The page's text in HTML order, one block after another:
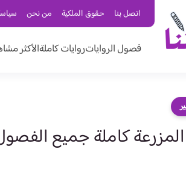
اتصل بنا حقوق الملكية من نحن
فصول الرواياتروايات كاملةالأكثر
كاملة جميع